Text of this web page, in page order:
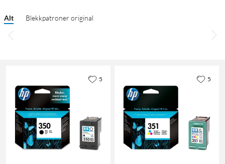
Alt Blekkpatroner original
5 5